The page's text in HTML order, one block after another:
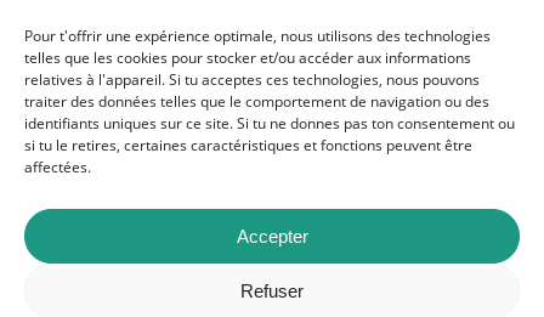
Pour t'offrir une expérience optimale, nous utilisons des technologies
telles que les cookies pour stocker et/ou accéder aux informations
relatives à l'appareil. Si tu acceptes ces technologies, nous pouvons
traiter des données telles que le comportement de navigation ou des
identifiants uniques sur ce site. Si tu ne donnes pas ton consentement ou
si tu le retires, certaines caractéristiques et fonctions peuvent être
affectées.
Accepter
Refuser
T: +352 661 497 947
E: info@biogasvereenegung.lu
Biogasvereenegung A.s.b.l.